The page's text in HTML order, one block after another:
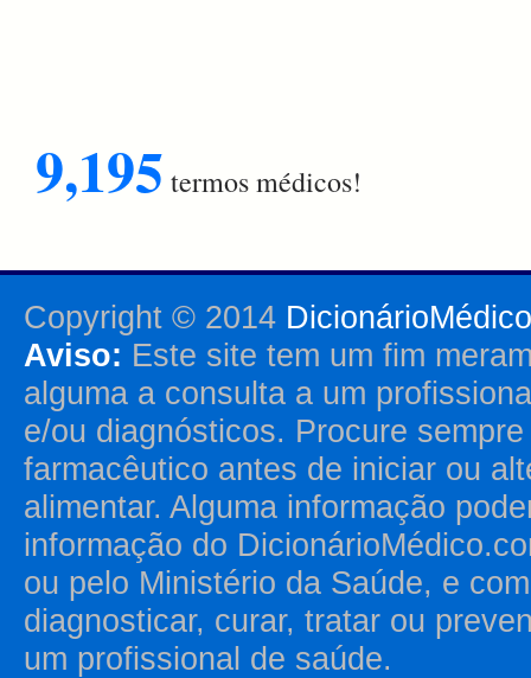
9,195 termos médicos!
Copyright © 2014
Aviso: Este site tem um fim
alguma a consulta a um
e/ou diagnósticos. Procure
farmacêutico antes de iniciar ou
alimentar. Alguma informação
informação do
ou pelo Ministério da Saúde, e
diagnosticar, curar, tratar ou
um profissional de saúde.